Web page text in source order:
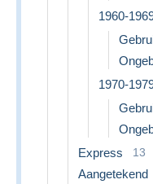
1960-
1970-
Express 13
Aangetekend